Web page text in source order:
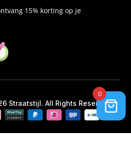
15% korting op je
Straatstijl. All Rights Reserved.
0